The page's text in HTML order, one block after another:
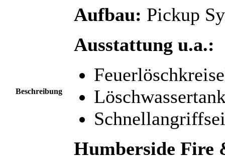
Beschreibung
Aufbau: Pickup
Ausstattung u.a.:
Humberside Fire